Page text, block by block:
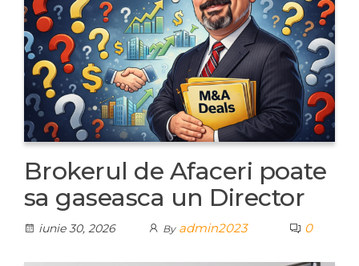
Brokerul de Afaceri poate
sa gaseasca un Director
iunie 30, 2026 By admin2023 0